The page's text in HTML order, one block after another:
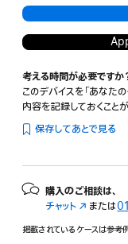
考える時間が必要ですか
このデバイスを「あなた
内容を記録しておくこと
保存してあとで見る
購入のご相談は、
チャット （新
ウ
または
掲載されているケースは参考例